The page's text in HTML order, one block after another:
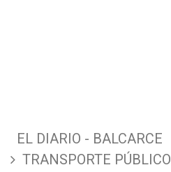
EL DIARIO - BALCARCE
TRANSPORTE PÚBLICO